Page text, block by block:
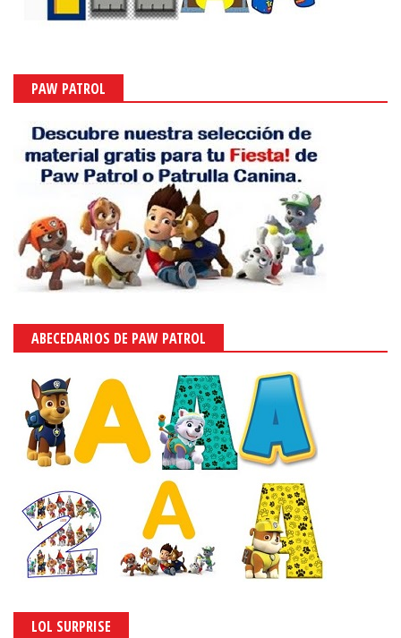
PAW PATROL
ABECEDARIOS DE PAW PATROL
LOL SURPRISE